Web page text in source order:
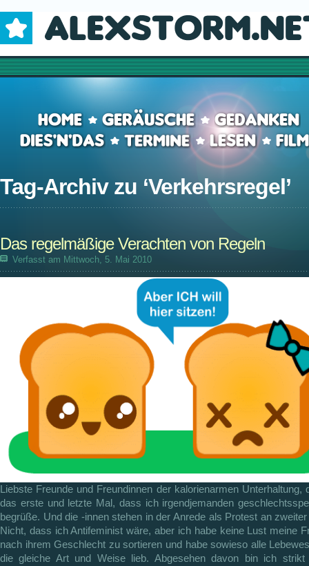
Tag-Archiv zu ‘Verkehrsregel’
Das regelmäßige Verachten von Regeln
Verfasst am Mittwoch, 5. Mai 2010
Liebste Freunde und Freundinnen der kalorienarmen Unterhaltung,
das erste und letzte Mal, dass ich irgendjemanden
begrüße. Und die -innen stehen in der Anrede als Protest an
Nicht, dass ich Antifeminist wäre, aber ich habe keine Lust meine
nach ihrem Geschlecht zu sortieren und habe sowieso alle
die gleiche Art und Weise lieb. Abgesehen davon bin ich strikt